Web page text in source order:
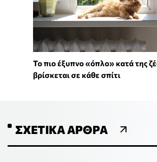
To πιο έξυπνο «όπλο» κατά της
βρίσκεται σε κάθε σπίτι
ΣΧΕΤΙΚΆ ΆΡΘΡΑ